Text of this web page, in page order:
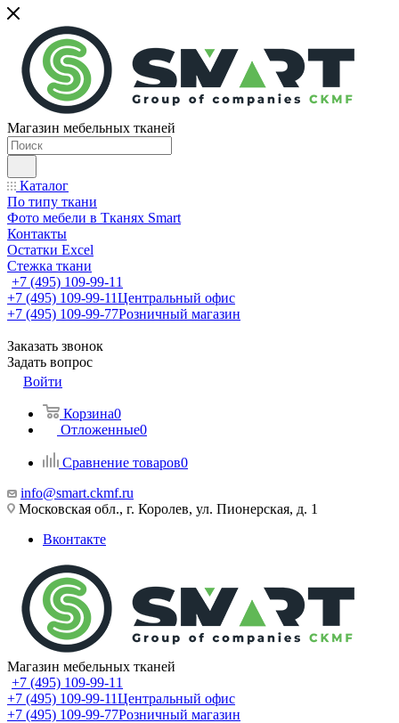
Магазин мебельных тканей
Каталог
По типу ткани
Фото мебели в Тканях Smart
Контакты
Остатки Excel
Стежка ткани
+7 (495) 109-99-11
+7 (495) 109-99-11Центральный офис
+7 (495) 109-99-77Розничный магазин
Заказать звонок
Задать вопрос
Войти
Корзина0
Отложенные0
Сравнение товаров0
info@smart.ckmf.ru
Московская обл., г. Королев, ул. Пионерская, д. 1
Вконтакте
Магазин мебельных тканей
+7 (495) 109-99-11
+7 (495) 109-99-11Центральный офис
+7 (495) 109-99-77Розничный магазин